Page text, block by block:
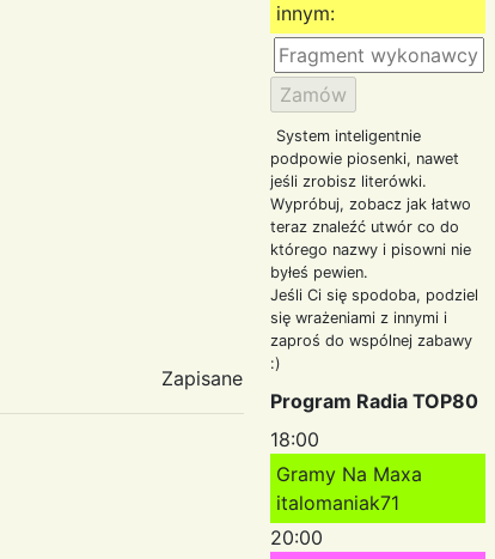
Zapisane
innym:
System inteligentnie
podpowie piosenki, nawet
jeśli zrobisz literówki.
Wypróbuj, zobacz jak łatwo
teraz znaleźć utwór co do
którego nazwy i pisowni nie
byłeś pewien.
Jeśli Ci się spodoba, podziel
się wrażeniami z innymi i
zaproś do wspólnej zabawy
:)
Program Radia TOP80
18:00
Gramy Na Maxa
italomaniak71
20:00